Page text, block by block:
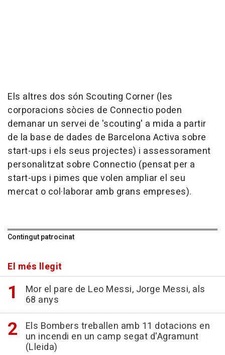
Els altres dos són Scouting Corner (les
corporacions sòcies de Connectio poden
demanar un servei de 'scouting' a mida a partir
de la base de dades de Barcelona Activa sobre
start-ups i els seus projectes) i assessorament
personalitzat sobre Connectio (pensat per a
start-ups i pimes que volen ampliar el seu
mercat o col·laborar amb grans empreses).
Contingut patrocinat
El més llegit
Mor el pare de Leo Messi, Jorge Messi, als
68 anys
Els Bombers treballen amb 11 dotacions en
un incendi en un camp segat d'Agramunt
(Lleida)